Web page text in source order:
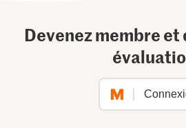
Devenez membre